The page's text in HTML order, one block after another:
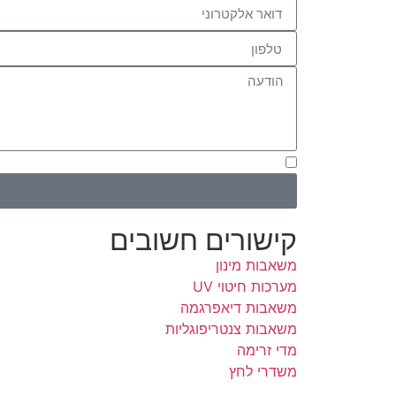
קישורים חשובים
משאבות מינון
מערכות חיטוי UV
משאבות דיאפרגמה
משאבות צנטריפוגליות
מדי זרימה
משדרי לחץ